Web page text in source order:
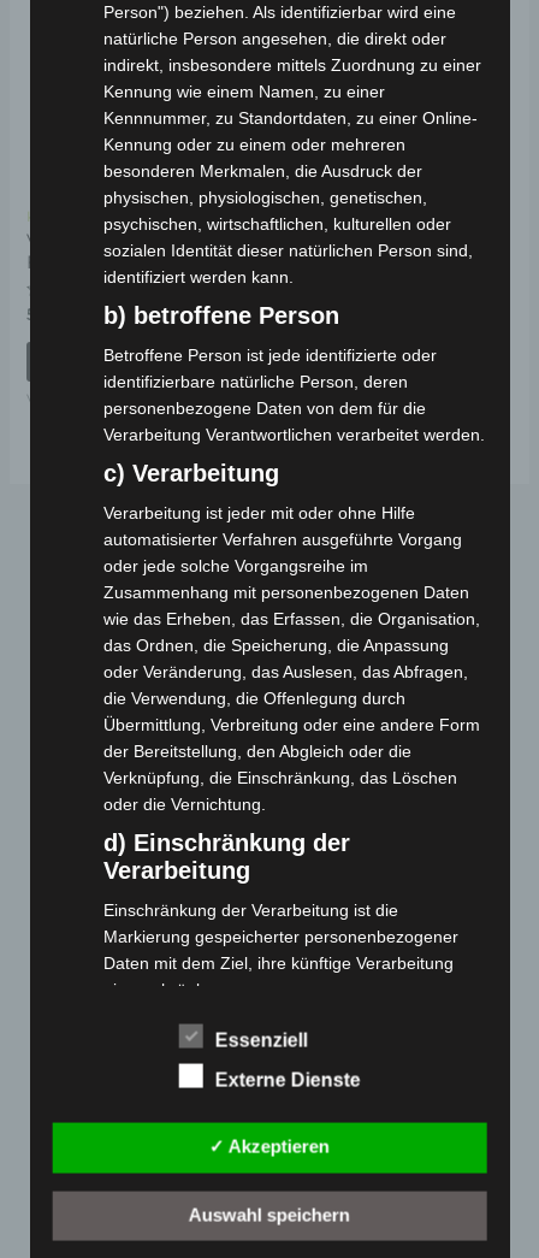
Kostenloser Versand
VSX HINTERE
FEDERUNG
Bewertet
0
59,00
IN DEN WARENKORB
VSX
Webseite
Cashback-Aktion
Händler werden
Home
Gemeinsam spenden
Kontakt
Reklamation einreichen
Produktpalette
Elektro-Klappräder
Elektro-Lastendreiräder
Person") beziehen. Als identifizierbar wird eine
natürliche Person angesehen, die direkt oder
indirekt, insbesondere mittels Zuordnung zu einer
Kennung wie einem Namen, zu einer
Kennnummer, zu Standortdaten, zu einer Online-
Kennung oder zu einem oder mehreren
besonderen Merkmalen, die Ausdruck der
physischen, physiologischen, genetischen,
psychischen, wirtschaftlichen, kulturellen oder
sozialen Identität dieser natürlichen Person sind,
identifiziert werden kann.
b) betroffene Person
Betroffene Person ist jede identifizierte oder
identifizierbare natürliche Person, deren
personenbezogene Daten von dem für die
Verarbeitung Verantwortlichen verarbeitet werden.
c) Verarbeitung
Verarbeitung ist jeder mit oder ohne Hilfe
automatisierter Verfahren ausgeführte Vorgang
oder jede solche Vorgangsreihe im
Zusammenhang mit personenbezogenen Daten
wie das Erheben, das Erfassen, die Organisation,
das Ordnen, die Speicherung, die Anpassung
oder Veränderung, das Auslesen, das Abfragen,
die Verwendung, die Offenlegung durch
Übermittlung, Verbreitung oder eine andere Form
der Bereitstellung, den Abgleich oder die
Verknüpfung, die Einschränkung, das Löschen
oder die Vernichtung.
d) Einschränkung der
Verarbeitung
Einschränkung der Verarbeitung ist die
Markierung gespeicherter personenbezogener
Daten mit dem Ziel, ihre künftige Verarbeitung
einzuschränken.
e) Profiling
Profiling ist jede Art der automatisierten
Verarbeitung personenbezogener Daten, die darin
besteht, dass diese personenbezogenen Daten
verwendet werden, um bestimmte persönliche
Aspekte, die sich auf eine natürliche Person
Aspekte bezüglich Arbeitsleistung, wirtschaftlicher
Essenziell
Externe Dienste
✓ Akzeptieren
Auswahl speichern